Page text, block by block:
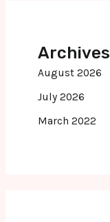
Archives
August 2026
July 2026
March 2022